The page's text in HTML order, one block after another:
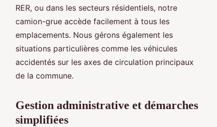
RER, ou dans les secteurs résidentiels, notre
camion-grue accède facilement à tous les
emplacements. Nous gérons également les
situations particulières comme les véhicules
accidentés sur les axes de circulation principaux
de la commune.
Gestion administrative et démarches
simplifiées